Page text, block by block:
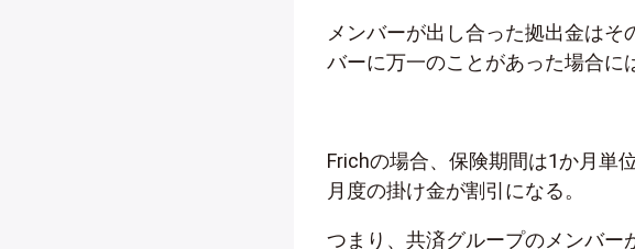
メンバーが出し合った拠出金は
バーに万一のことがあった場合に
Frichの場合、保険期間は1か月単
月度の掛け金が割引になる。
つまり、共済グループのメンバー